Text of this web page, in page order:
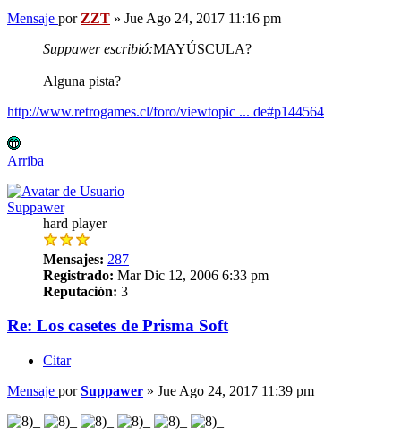
Mensaje por ZZT » Jue Ago 24, 2017 11:16 pm
Suppawer escribió:MAYÚSCULA?
Alguna pista?
http://www.retrogames.cl/foro/viewtopic ... de#p144564
Arriba
Suppawer
hard player
Mensajes: 287
Registrado: Mar Dic 12, 2006 6:33 pm
Reputación: 3
Re: Los casetes de Prisma Soft
Citar
Mensaje porSuppawer » Jue Ago 24, 2017 11:39 pm